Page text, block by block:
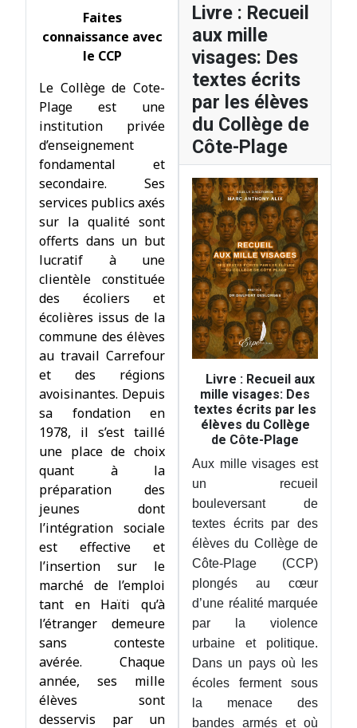
Faites
connaissance avec
le CCP
Le Collège de Cote-
Plage est une
institution privée
d’enseignement
fondamental et
secondaire. Ses
services publics axés
sur la qualité sont
offerts dans un but
lucratif à une
clientèle constituée
des écoliers et
écolières issus de la
commune des élèves
au travail Carrefour
et des régions
avoisinantes. Depuis
sa fondation en
1978, il s’est taillé
une place de choix
quant à la
préparation des
jeunes dont
l’intégration sociale
est effective et
l’insertion sur le
marché de l’emploi
tant en Haïti qu’à
l’étranger demeure
sans conteste
avérée. Chaque
année, ses mille
élèves sont
desservis par un
Livre : Recueil
aux mille
visages: Des
textes écrits
par les élèves
du Collège de
Côte-Plage
Livre : Recueil aux
mille visages: Des
textes écrits par les
élèves du Collège
de Côte-Plage
Aux mille visages est
un recueil
bouleversant de
textes écrits par des
élèves du Collège de
Côte-Plage (CCP)
plongés au cœur
d’une réalité marquée
par la violence
urbaine et politique.
Dans un pays où les
écoles ferment sous
la menace des
bandes armés et où